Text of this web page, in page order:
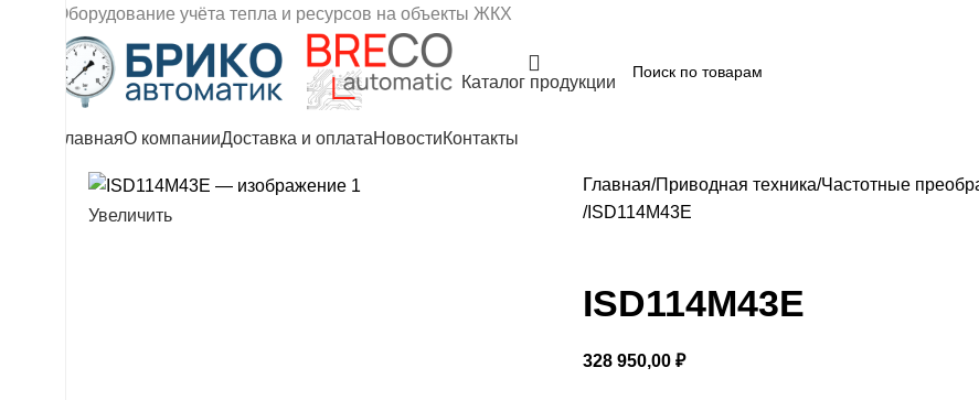
Оборудование учёта тепла и ресурсов на объекты ЖКХ
Каталог продукции
ГлавнаяО компанииДоставка и оплатаНовостиКонтакты
Увеличить
Главная Приводная техника Частотные
ISD114M43E
ISD114M43E
328 950,00 ₽